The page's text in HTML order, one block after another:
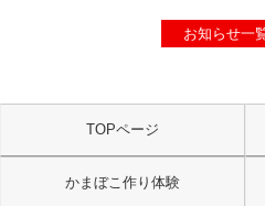
お知らせ一
TOPページ
かまぼこ作り体験